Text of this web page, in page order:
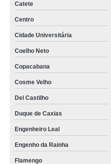
Catete
Centro
Cidade Universitária
Coelho Neto
Copacabana
Cosme Velho
Del Castilho
Duque de Caxias
Engenheiro Leal
Engenho da Rainha
Flamengo